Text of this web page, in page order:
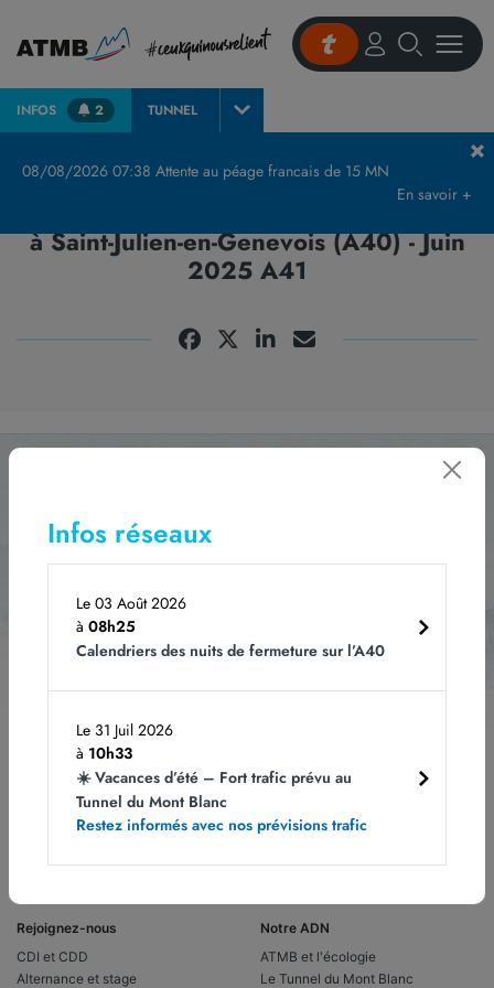
INFOS 2 TUNNEL
08/08/2026 07:38 Attente au péage francais de 15 MN
En savoir +
à Saint-Julien-en-Genevois (A40) - Juin
2025 A41
Infos réseaux
Le 03 Août 2026
à 08h25
Calendriers des nuits de fermeture sur l’A40
Le 31 Juil 2026
à 10h33
☀️ Vacances d’été – Fort trafic prévu au
Tunnel du Mont Blanc
Restez informés avec nos prévisions trafic
à notre newsletter
Les champs obligatoires sont indiqués avec *.
Vous pouvez vous désabonner à
tout moment en cliquant sur le lien dans le bas de page de nos e-mails. Pour
confidentialité.
Rejoignez-nous
CDI et CDD
Alternance et stage
Notre ADN
ATMB et l'écologie
Le Tunnel du Mont Blanc